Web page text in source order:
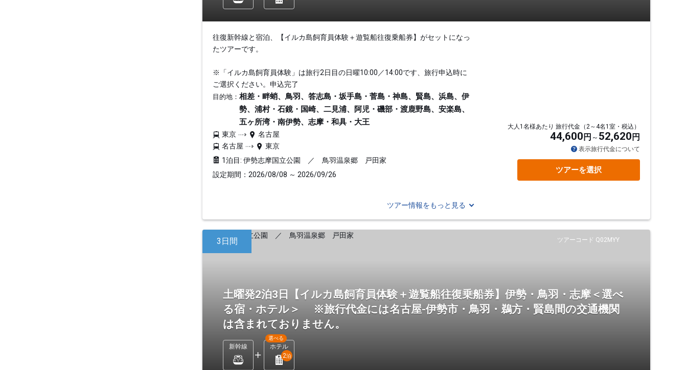
往復新幹線と宿泊、【イルカ島飼育員体験＋遊覧船往復乗船券】がセットになっ
たツアーです。
※「イルカ島飼育員体験」は旅行2日目の日曜10:00／14:00です、旅行申込時に
ご選択ください。申込完了
目的地： 相差・畔蛸、鳥羽、答志島・坂手島・菅島・神島、賢島、浜島、伊
勢、浦村・石鏡・国崎、二見浦、阿児・磯部・渡鹿野島、安楽島、
五ヶ所湾・南伊勢、志摩・和具・大王
東京
名古屋
名古屋
東京
1泊目: 伊勢志摩国立公園 ／ 鳥羽温泉郷 戸田家
設定期間：2026/08/08 ～ 2026/09/26
大人1名様あたり 旅行代金（2～4名1室・税込）
44,600 円 52,620 円
表示旅行代金について
ツアーを選択
ツアー情報をもっと見る
ツアーコード Q02MYY
3日間
土曜発2泊3日【イルカ島飼育員体験＋遊覧船往復乗船券】伊勢・鳥羽・志摩＜選べ
る宿・ホテル＞ ※旅行代金には名古屋-伊勢市・鳥羽・鵜方・賢島間の交通機関
は含まれておりません。
新幹線 ホテル
選べる
2泊